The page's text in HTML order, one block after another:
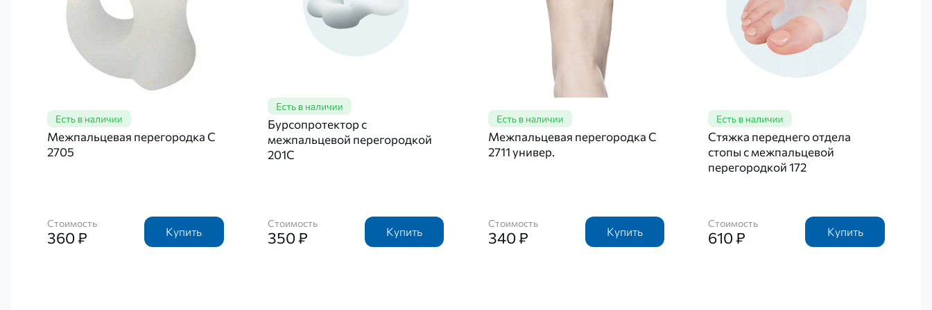
Межпальцевая перегородка C
2705
Стоимость
360 ₽ Купить
Бурсопротектор с
межпальцевой перегородкой
201C
Стоимость
350 ₽ Купить
Межпальцевая перегородка C
2711 универ.
Стоимость
340 ₽ Купить
Стяжка переднего отдела
стопы с межпальцевой
перегородкой 172
Стоимость
610 ₽ Купить